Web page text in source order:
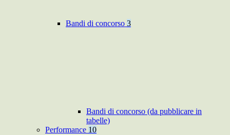
Bandi di concorso 3
Bandi di concorso (da pubblicare in
tabelle)
Performance 10